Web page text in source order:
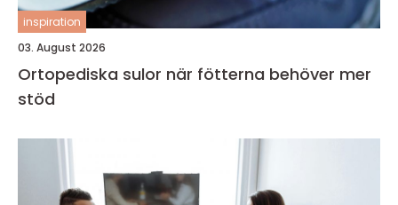
inspiration
03. August 2026
Ortopediska sulor när fötterna behöver mer
stöd